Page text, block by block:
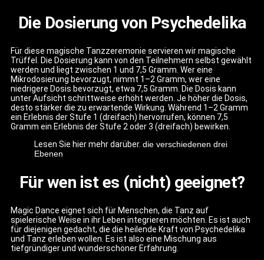
Die Dosierung von Psychedelika
Für diese magische Tanzzeremonie servieren wir magische
Trüffel. Die Dosierung kann von den Teilnehmern selbst gewählt
werden und liegt zwischen 1 und 7,5 Gramm. Wer eine
Mikrodosierung bevorzugt, nimmt 1–2 Gramm, wer eine
niedrigere Dosis bevorzugt, etwa 7,5 Gramm. Die Dosis kann
unter Aufsicht schrittweise erhöht werden. Je höher die Dosis,
desto stärker die zu erwartende Wirkung. Während 1–2 Gramm
ein Erlebnis der Stufe 1 (dreifach) hervorrufen, können 7,5
Gramm ein Erlebnis der Stufe 2 oder 3 (dreifach) bewirken.
Lesen Sie hier mehr darüber. die verschiedenen drei
Ebenen
Für wen ist es (nicht) geeignet?
Magic Dance eignet sich für Menschen, die Tanz auf
spielerische Weise in ihr Leben integrieren möchten. Es ist auch
für diejenigen gedacht, die die heilende Kraft von Psychedelika
und Tanz erleben wollen. Es ist also eine Mischung aus
tiefgründiger und wunderschöner Erfahrung.